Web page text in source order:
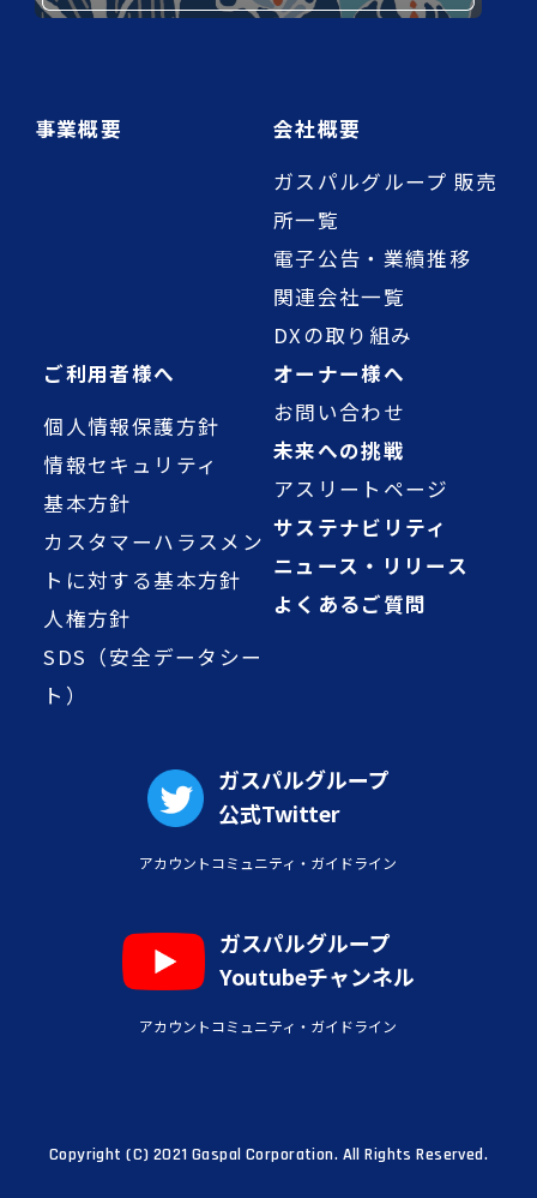
事業概要
会社概要
ガスパルグループ 販売
所一覧
電子公告・業績推移
関連会社一覧
DXの取り組み
ご利用者様へ
個人情報保護方針
情報セキュリティ
基本方針
カスタマーハラスメン
トに対する基本方針
人権方針
SDS（安全データシー
ト）
オーナー様へ
お問い合わせ
未来への挑戦
アスリートページ
サステナビリティ
ニュース・リリース
よくあるご質問
ガスパルグループ
公式Twitter
アカウントコミュニティ・ガイドライン
ガスパルグループ
Youtubeチャンネル
アカウントコミュニティ・ガイドライン
Copyright (C) 2021 Gaspal Corporation. All Rights Reserved.